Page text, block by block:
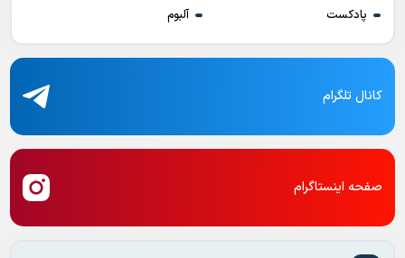
پادکست آلبوم
کانال تلگرام
صفحه اینستاگرام